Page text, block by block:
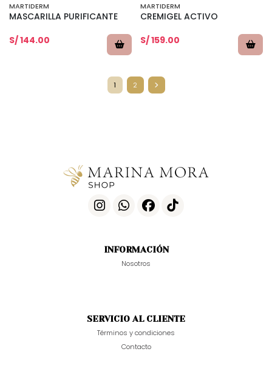
MARTIDERM
MASCARILLA PURIFICANTE
S/ 144.00
MARTIDERM
CREMIGEL ACTIVO
S/ 159.00
1 2
INFORMACIÓN
Nosotros
SERVICIO AL CLIENTE
Términos y condiciones
Contacto